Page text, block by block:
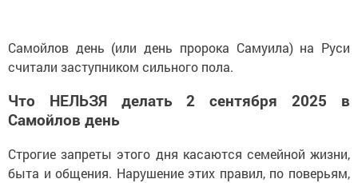
Самойлов день (или день пророка Самуила) на Руси
считали заступником сильного пола.
Что НЕЛЬЗЯ делать 2 сентября 2025 в
Самойлов день
Строгие запреты этого дня касаются семейной жизни,
быта и общения. Нарушение этих правил, по поверьям,